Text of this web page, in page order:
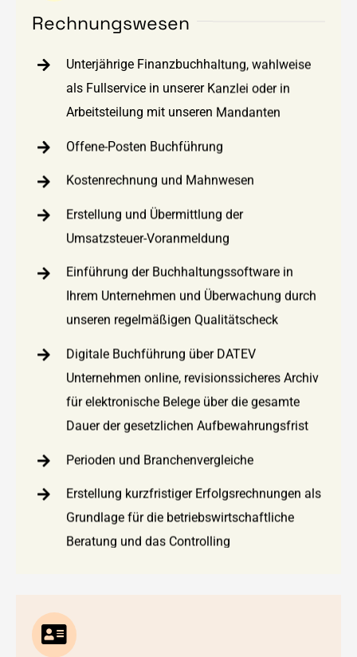
Rechnungswesen
Unterjährige Finanzbuchhaltung, wahlweise
als Fullservice in unserer Kanzlei oder in
Arbeitsteilung mit unseren Mandanten
Offene-Posten Buchführung
Kostenrechnung und Mahnwesen
Erstellung und Übermittlung der
Umsatzsteuer-Voranmeldung
Einführung der Buchhaltungssoftware in
Ihrem Unternehmen und Überwachung durch
unseren regelmäßigen Qualitätscheck
Digitale Buchführung über DATEV
Unternehmen online, revisionssicheres Archiv
für elektronische Belege über die gesamte
Dauer der gesetzlichen Aufbewahrungsfrist
Perioden und Branchenvergleiche
Erstellung kurzfristiger Erfolgsrechnungen als
Grundlage für die betriebswirtschaftliche
Beratung und das Controlling